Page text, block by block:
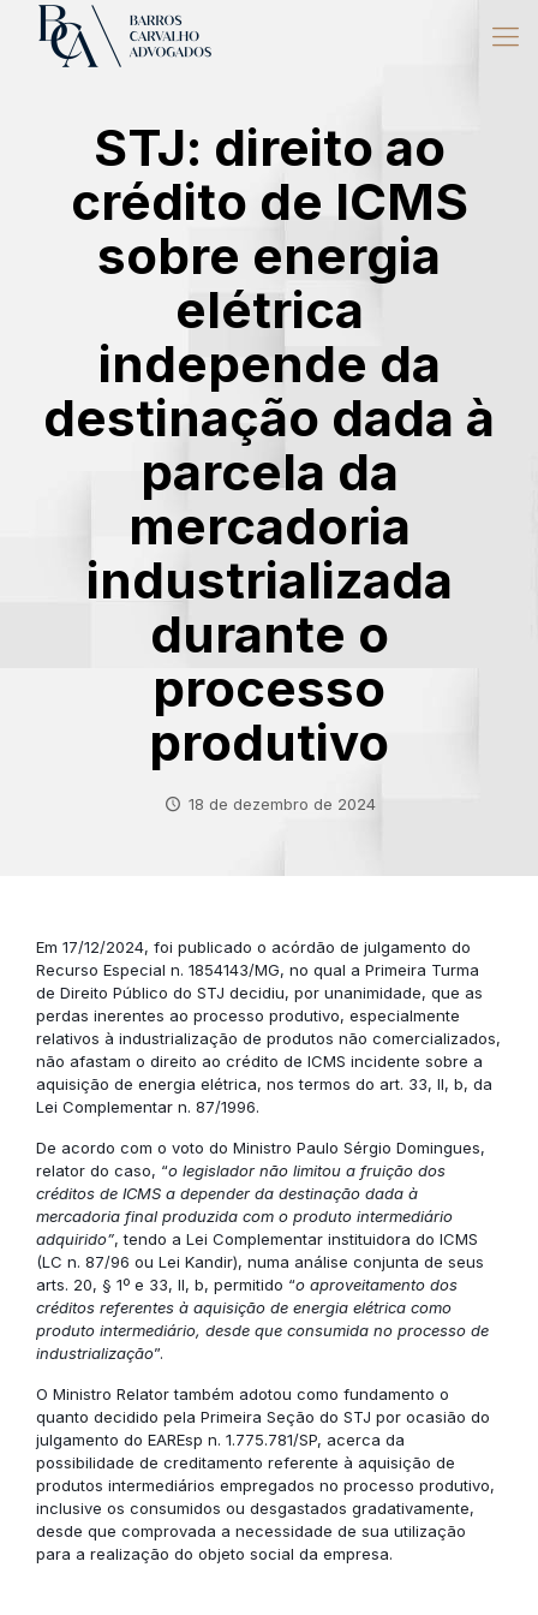
STJ: direito ao
crédito de ICMS
sobre energia
elétrica
independe da
destinação dada à
parcela da
mercadoria
industrializada
durante o
processo
produtivo
18 de dezembro de 2024
Em 17/12/2024, foi publicado o acórdão de julgamento do
Recurso Especial n. 1854143/MG, no qual a Primeira Turma
de Direito Público do STJ decidiu, por unanimidade, que as
perdas inerentes ao processo produtivo, especialmente
relativos à industrialização de produtos não comercializados,
não afastam o direito ao crédito de ICMS incidente sobre a
aquisição de energia elétrica, nos termos do art. 33, II, b, da
Lei Complementar n. 87/1996.
De acordo com o voto do Ministro Paulo Sérgio Domingues,
relator do caso, “o legislador não limitou a fruição dos
créditos de ICMS a depender da destinação dada à
mercadoria final produzida com o produto intermediário
adquirido”, tendo a Lei Complementar instituidora do ICMS
(LC n. 87/96 ou Lei Kandir), numa análise conjunta de seus
arts. 20, § 1º e 33, II, b, permitido “o aproveitamento dos
créditos referentes à aquisição de energia elétrica como
produto intermediário, desde que consumida no processo de
industrialização”.
O Ministro Relator também adotou como fundamento o
quanto decidido pela Primeira Seção do STJ por ocasião do
julgamento do EAREsp n. 1.775.781/SP, acerca da
possibilidade de creditamento referente à aquisição de
produtos intermediários empregados no processo produtivo,
inclusive os consumidos ou desgastados gradativamente,
desde que comprovada a necessidade de sua utilização
para a realização do objeto social da empresa.